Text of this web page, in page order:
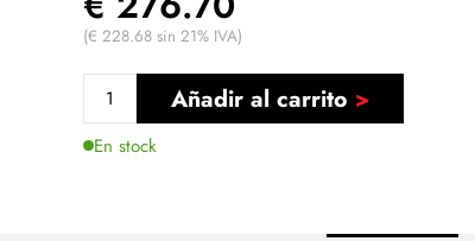
(€ 228.68 sin 21% IVA)
Añadir al carrito
En stock